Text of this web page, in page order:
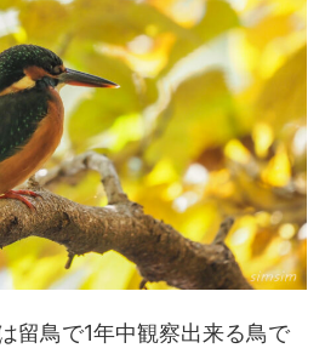
留鳥で1年中観察出来る鳥で